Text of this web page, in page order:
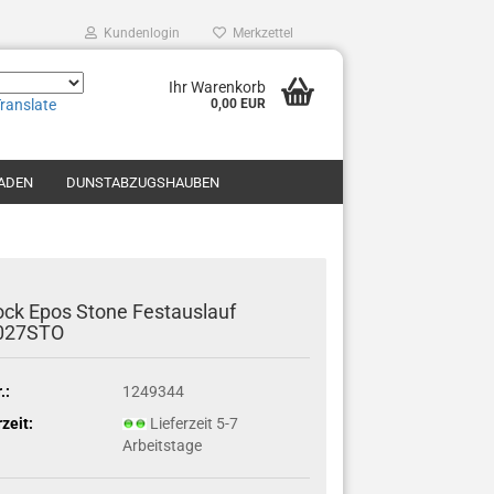
Kundenlogin Merkzettel
Ihr Warenkorb
0,00 EUR
DUNSTABZUGSHAUBEN
WASCHMASCHINEN
MARKEN
Epos Stone Festauslauf
1249344
Lieferzeit 5-7
Arbeitstage